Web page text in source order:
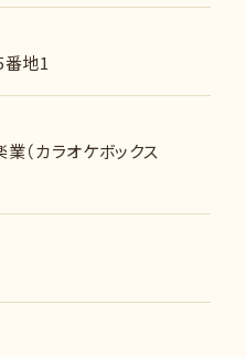
地1
（カラオケボックス